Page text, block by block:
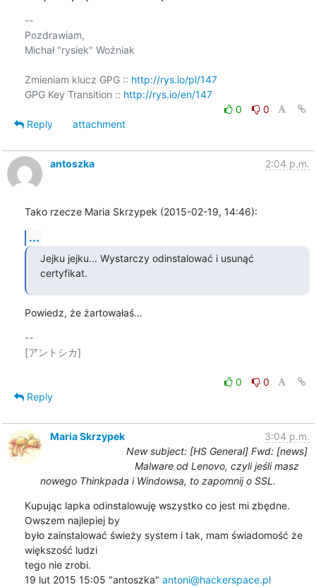
--
Pozdrawiam,
Michał "rysiek" Woźniak
Zmieniam klucz GPG :: http://rys.io/pl/147
GPG Key Transition :: http://rys.io/en/147
0
0
Reply
attachment
antoszka 2:04 p.m.
Tako rzecze Maria Skrzypek (2015-02-19, 14:46):
...
Jejku jejku... Wystarczy odinstalować i usunąć
certyfikat.
Powiedz, że żartowałaś…
--
[アントシカ]
0
0
Reply
Maria Skrzypek
3:04 p.m.
New subject: [HS General] Fwd: [news]
Malware od Lenovo, czyli jeśli masz
nowego Thinkpada i Windowsa, to zapomnij o SSL.
Kupując lapka odinstalowuję wszystko co jest mi zbędne.
Owszem najlepiej by
było zainstalować świeży system i tak, mam świadomość że
większość ludzi
tego nie zrobi.
19 lut 2015 15:05 "antoszka" antoni@hackerspace.pl